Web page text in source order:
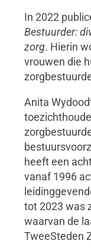
In 2022
Bestuurder:
zorg. Hierin
vrouwen die
Anita
heeft een
vanaf 1996
tot 2023 was
waarvan de
TweeSteden